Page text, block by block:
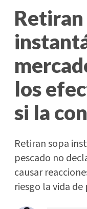
Retiran
los
si la
Retiran sopa
pescado no
causar
riesgo la vida de